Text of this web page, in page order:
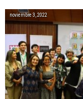
noviembre 3, 2022